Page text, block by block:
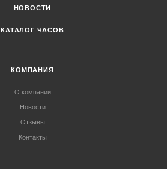
НОВОСТИ
КАТАЛОГ ЧАСОВ
КОМПАНИЯ
О компании
Новости
Отзывы
Контакты